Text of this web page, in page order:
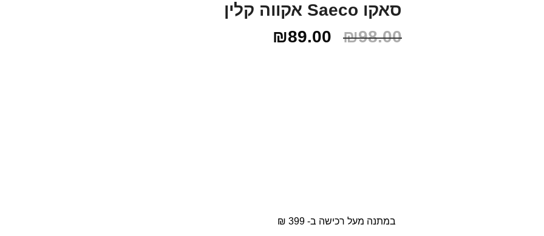
סאקו Saeco אקווה קלין
₪98.00
₪89.00
במתנה מעל רכישה ב- 399 ₪